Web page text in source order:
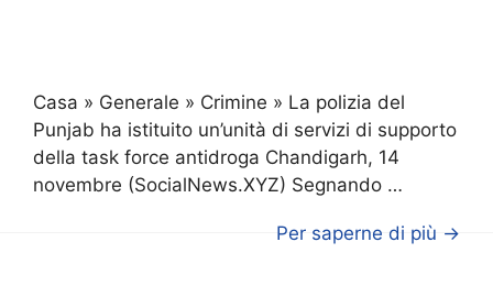
Casa » Generale » Crimine » La polizia del
Punjab ha istituito un’unità di servizi di supporto
della task force antidroga Chandigarh, 14
novembre (SocialNews.XYZ) Segnando …
Per saperne di più →